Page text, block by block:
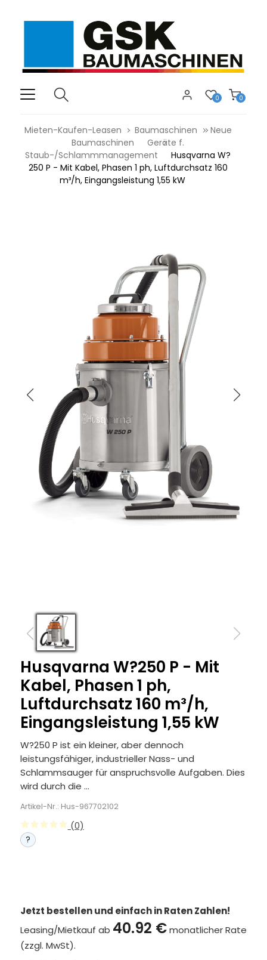
0
0
Mieten-Kaufen-Leasen Baumaschinen
Neue
Baumaschinen
Geräte f.
Staub-/Schlammmanagement
Husqvarna W?
250 P - Mit Kabel, Phasen 1 ph, Luftdurchsatz 160
m³/h, Eingangsleistung 1,55 kW
Husqvarna W?250 P - Mit
Kabel, Phasen 1 ph,
Luftdurchsatz 160 m³/h,
Eingangsleistung 1,55 kW
W?250 P ist ein kleiner, aber dennoch
leistungsfähiger, industrieller Nass- und
Schlammsauger für anspruchsvolle Aufgaben. Dies
wird durch die ...
Artikel-Nr.: Hus-967702102
(0)
?
Jetzt bestellen und einfach in Raten Zahlen!
Leasing/Mietkauf ab 40.92 €monatlicher Rate
(zzgl. MwSt).